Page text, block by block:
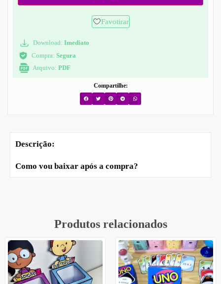
Favotirar
Download: Imediato
Compra: Segura
Arquivo: PDF
Compartilhe:
Descrição:
Como vou baixar após a compra?
Produtos relacionados